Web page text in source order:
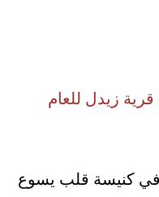
زيدل للعام